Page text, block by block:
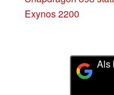
Exynos 2200
Als